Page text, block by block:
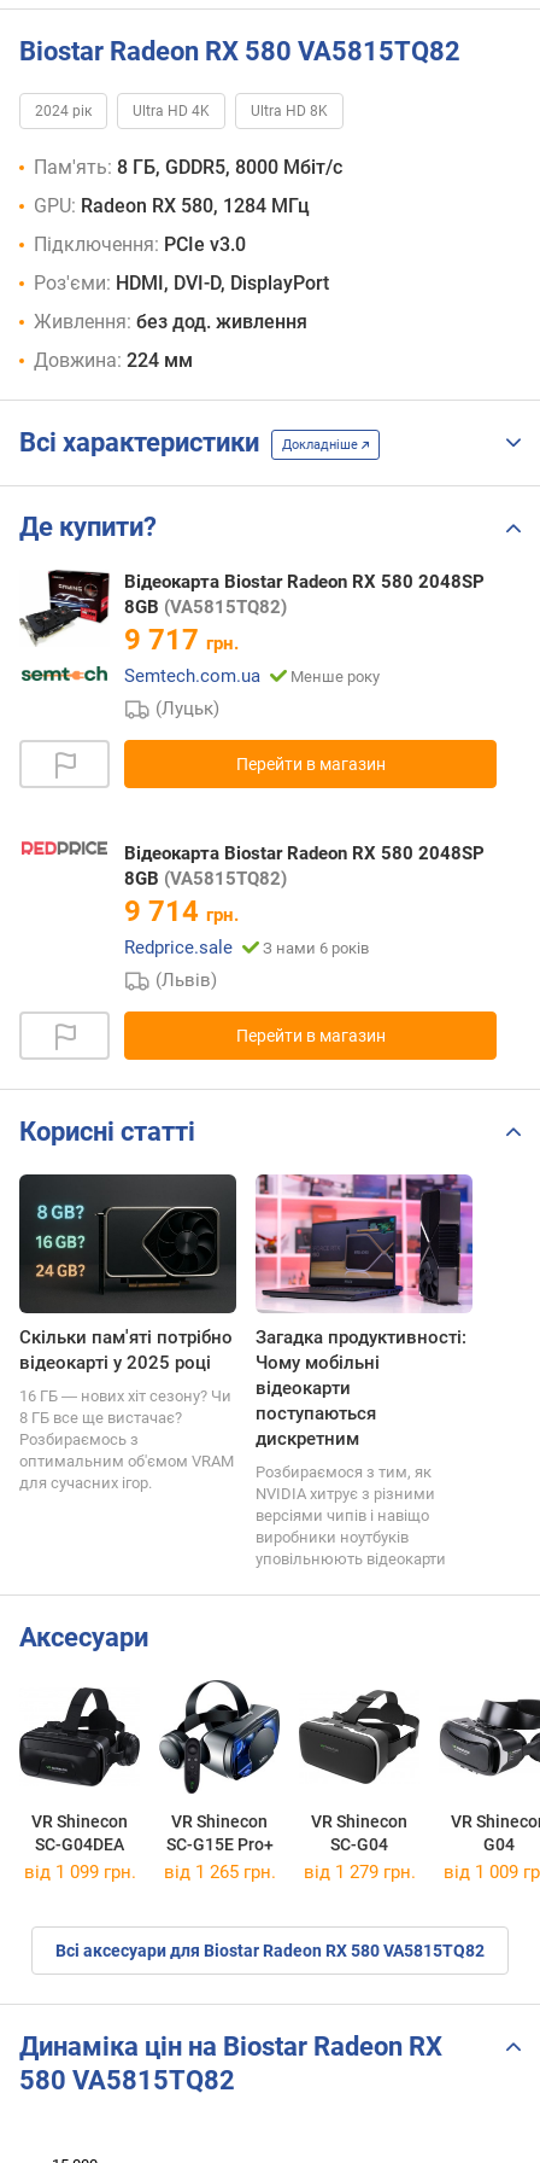
Biostar Radeon RX 580 VA5815TQ82
2024 рік Ultra HD 4K Ultra HD 8K
Пам'ять: 8 ГБ, GDDR5, 8000 Мбіт/с
GPU: Radeon RX 580, 1284 МГц
Підключення: PCIe v3.0
Роз'єми: HDMI, DVI-D, DisplayPort
Живлення: без дод. живлення
Довжина: 224 мм
Всі характеристики Докладніше
Де купити?
Відеокарта Biostar Radeon RX 580 2048SP
8GB (VA5815TQ82)
9 717 грн.
Semtech.com.ua
Менше року
(Луцьк)
Перейти в магазин
Відеокарта Biostar Radeon RX 580 2048SP
8GB (VA5815TQ82)
9 714 грн.
Redprice.sale
З нами 6 років
(Львів)
Перейти в магазин
Корисні статті
Скільки пам'яті потрібно
відеокарті у 2025 році
16 ГБ ― нових хіт сезону? Чи
8 ГБ все ще вистачає?
Розбираємось з
оптимальним об'ємом VRAM
для сучасних ігор.
Загадка продуктивності:
Чому мобільні
відеокарти
поступаються
дискретним
Розбираємося з тим, як
NVIDIA хитрує з різними
версіями чипів і навіщо
виробники ноутбуків
уповільнюють відеокарти
Аксесуари
VR Shinecon
SC-G04DEA
VR Shinecon
SC-G15E Pro+
VR Shinecon
SC-G04
VR
G04
від 1 099 грн. від 1 265 грн. від 1 279 грн. від 1 009
Всі аксесуари для Biostar Radeon RX 580 VA5815TQ82
Динаміка цін на Biostar Radeon RX
580 VA5815TQ82